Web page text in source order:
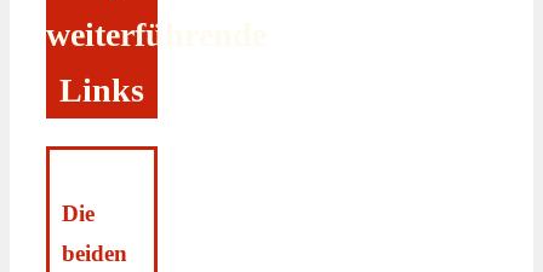
weiterführende
Links
Die
beiden